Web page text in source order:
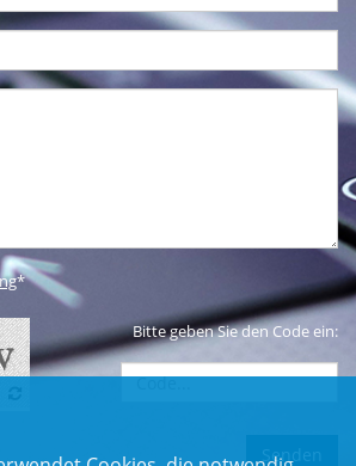
*
Bitte geben Sie den Code ein: